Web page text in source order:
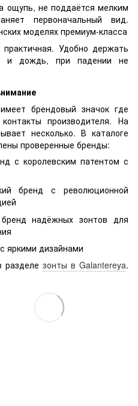
ощупь, не поддаётся мелким
первоначальный вид.
моделях премиум-класса
Удобно держать
и дождь, при падении не
брендовый значок где
производителя. На
несколько. В каталоге
проверенные бренды:
с королевским патентом с
бренд с революционной
надёжных зонтов для
яркими дизайнами
зонты в Galantereya.